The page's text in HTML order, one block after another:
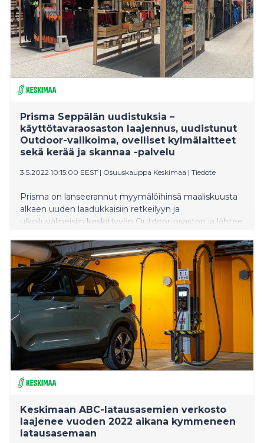
Prisma Seppälän uudistuksia –
käyttötavaraosaston laajennus, uudistunut
Outdoor-valikoima, ovelliset kylmälaitteet
sekä kerää ja skannaa -palvelu
3.5.2022 10:15:00 EEST | Osuuskauppa Keskimaa | Tiedote
Prisma on lanseerannut myymälöihinsä maaliskuusta
alkaen uuden laadukkaisiin retkeilyyn ja
ulkoiluvälineisiin keskittyvän Outdoor-osaston ja lähtee
toimialaa sekä tavoittelemaan Suomen suosituimman
Outdoor-kaupan asemaa. Osana tätä panostusta
Prisma Seppälän käyttötavaraosastoa on laajennettu
450 neliöllä ja valikoimia on kehitetty ulkoiluvälineiden
ja -vaatteiden, kodintuotteiden sekä kukkapalvelun
osalta. Lisäksi myymälän sisälle on rakennettu lasten
leikkipaikka. Myymälässä on otettu käyttöön myös
kerää ja skannaa -palvelu.
Keskimaan ABC-latausasemien verkosto
laajenee vuoden 2022 aikana kymmeneen
latausasemaan